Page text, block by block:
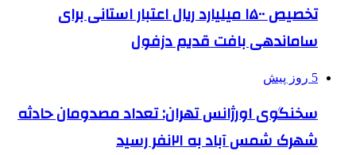
تخصیص ۱۵۰۰ میلیارد ریال اعتبار استانی برای
ساماندهی بافت قدیم دزفول
5 روز پیش
سخنگوی اورژانس تهران: تعداد مصدومان حادثه
شهرک شمس آباد به ۲۱نفر رسید